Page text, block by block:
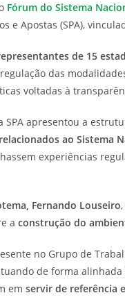
Fórum do Sistema
e Apostas (SPA),
de 15
das
voltadas à
SPA apresentou a
ao Sistema
experiências
Fernando Louseiro
a construção do
no Grupo de
de forma
em servir de referência